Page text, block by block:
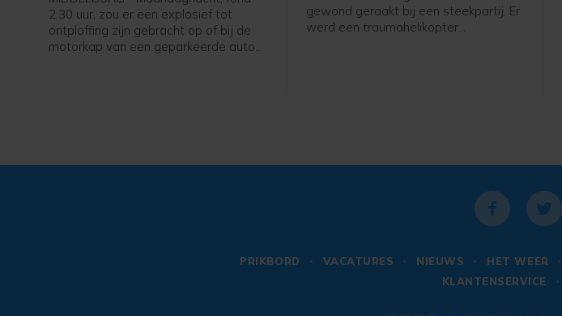
Schuitvlot
2.30 uur, zou er een explosief tot
ontploffing zijn gebracht op of bij de
motorkap van een geparkeerde auto
gewond geraakt bij een steekpartij. Er
werd een traumahelikopter
opgeroepen. De komst hiervan werd
rond 20.00 uur geannuleerd. Er hoefde
na een medische check niemand mee
hebben een verdachte aangehouden.
Deze is overgebracht naar een
politiecellencomplex. Een deel van de
PRIKBORD VACATURES NIEUWS HET WEER
KLANTENSERVICE